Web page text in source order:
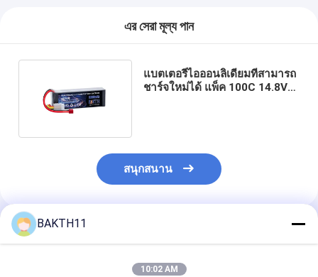
এর সেরা মূল্য পান
แบตเตอรี่ไอออนลิเดียมที่สามารถ
ชาร์จใหม่ได้ แพ็ค 100C 14.8V
สนุกสนาน
แนะนำผลิตภัณฑ์
BAKTH11
10:02 AM